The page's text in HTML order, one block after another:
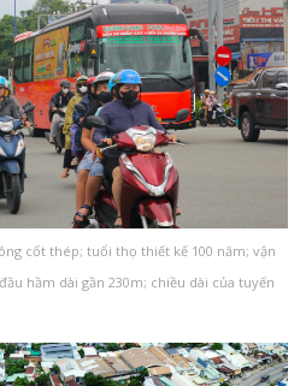
cốt thép; tuổi thọ thiết kế 100 năm; vận
hầm dài gần 230m; chiều dài của tuyến